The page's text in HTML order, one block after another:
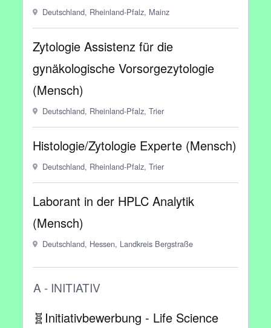
Deutschland, Rheinland-Pfalz, Mainz
Zytologie Assistenz für die
gynäkologische Vorsorgezytologie
(Mensch)
Deutschland, Rheinland-Pfalz, Trier
Histologie/Zytologie Experte (Mensch)
Deutschland, Rheinland-Pfalz, Trier
Laborant in der HPLC Analytik
(Mensch)
Deutschland, Hessen, Landkreis Bergstraße
A - INITIATIV
🧬Initiativbewerbung - Life Science